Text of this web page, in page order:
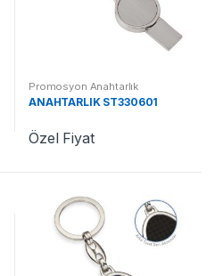
Promosyon Anahtarlık
ANAHTARLIK ST330601
Özel Fiyat